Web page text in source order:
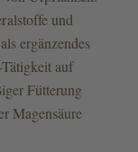
und
ergänzendes
auf
Fütterung
Magensäure